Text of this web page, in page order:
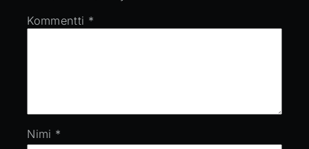
Kommentti *
Nimi *